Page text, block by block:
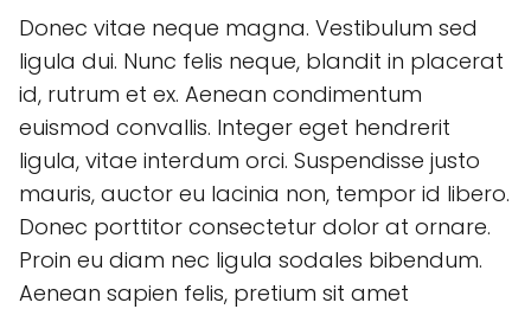
Donec vitae neque magna. Vestibulum sed
ligula dui. Nunc felis neque, blandit in placerat
id, rutrum et ex. Aenean condimentum
euismod convallis. Integer eget hendrerit
ligula, vitae interdum orci. Suspendisse justo
mauris, auctor eu lacinia non, tempor id libero.
Donec porttitor consectetur dolor at ornare.
Proin eu diam nec ligula sodales bibendum.
Aenean sapien felis, pretium sit amet